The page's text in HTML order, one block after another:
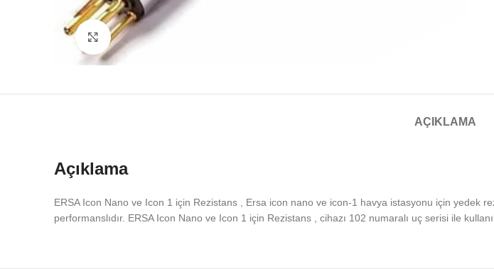
Büyütmek için tıklayın
AÇIKLAMA
Açıklama
ERSA Icon Nano ve Icon 1 için Rezistans , Ersa icon nano ve icon-1 havya istasyonu için yedek
performanslıdır. ERSA Icon Nano ve Icon 1 için Rezistans , cihazı 102 numaralı uç serisi ile